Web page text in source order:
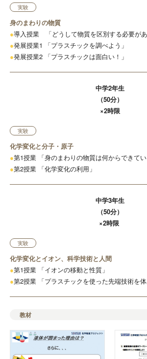
実験
身のまわりの物質
●導入授業 「どうして物質を区別する必要があ
●発展授業1 「プラスチックを調べよう」
●発展授業2 「プラスチックは面白い！」
中学2年生
（50分）
×2時限
実験
化学変化と分子・原子
●第1授業 「身のまわりの物質は何からできてい
●第2授業 「化学変化の利用」
中学3年生
（50分）
×2時限
実験
化学変化とイオン、科学技術と人間
●第1授業 「イオンの移動と性質」
●第2授業 「プラスチックを使った先端技術を体
教材